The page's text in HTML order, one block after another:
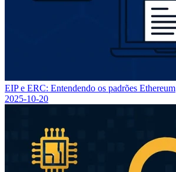
EIP e ERC: Entendendo os padrões Ethereum
2025-10-20